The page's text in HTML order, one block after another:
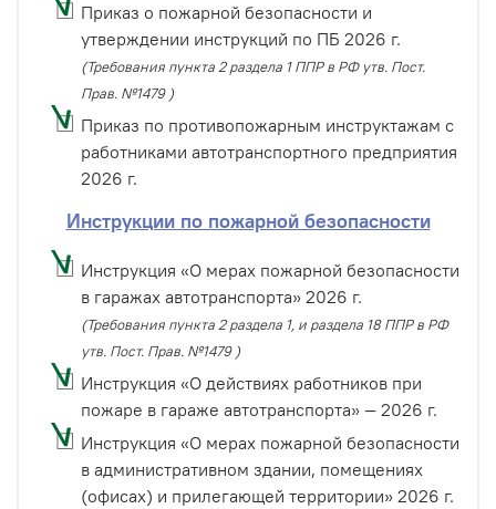
Приказ о пожарной безопасности и
утверждении инструкций по ПБ 2026 г.
(Требования пункта 2 раздела 1 ППР в РФ утв. Пост.
Прав. №1479 )
Приказ по противопожарным инструктажам с
работниками автотранспортного предприятия
2026 г.
Инструкции по пожарной безопасности
Инструкция «О мерах пожарной безопасности
в гаражах автотранспорта» 2026 г.
(Требования пункта 2 раздела 1, и раздела 18 ППР в РФ
утв. Пост. Прав. №1479 )
Инструкция «О действиях работников при
пожаре в гараже автотранспорта» — 2026 г.
Инструкция «О мерах пожарной безопасности
в административном здании, помещениях
(офисах) и прилегающей территории» 2026 г.